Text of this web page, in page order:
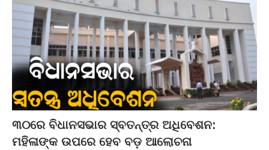
୩୦ରେ ବିଧାନସଭାର ସ୍ବତନ୍ତ୍ର ଅଧିବେଶନ:
ମହିଳାଙ୍କ ଉପରେ ହେବ ବଡ଼ ଆଲୋଚନା